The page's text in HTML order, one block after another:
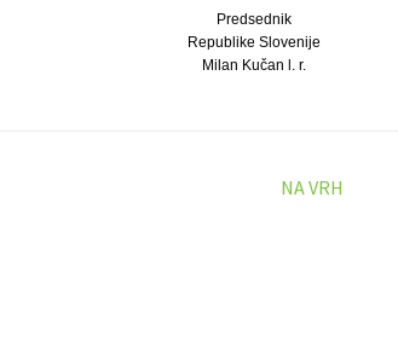
Predsednik
Republike Slovenije
Milan Kučan l. r.
NA VRH